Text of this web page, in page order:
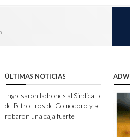
ÚLTIMAS NOTICIAS
Ingresaron ladrones al Sindicato
de Petroleros de Comodoro y se
robaron una caja fuerte